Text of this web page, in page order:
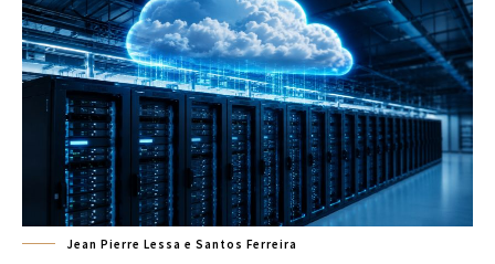
Jean Pierre Lessa e Santos Ferreira